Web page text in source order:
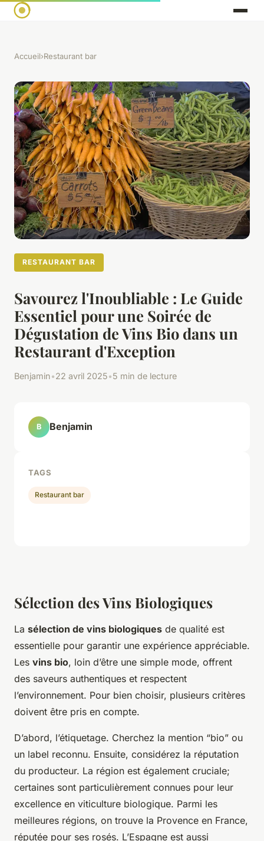
Accueil›Restaurant bar
RESTAURANT BAR
Savourez l'Inoubliable : Le Guide
Essentiel pour une Soirée de
Dégustation de Vins Bio dans un
Restaurant d'Exception
Benjamin•22 avril 2025•5 min de lecture
Sélection des Vins Biologiques
La sélection de vins biologiques de qualité est
essentielle pour garantir une expérience appréciable.
Les vins bio, loin d’être une simple mode, offrent
des saveurs authentiques et respectent
l’environnement. Pour bien choisir, plusieurs critères
doivent être pris en compte.
D’abord, l’étiquetage. Cherchez la mention “bio” ou
un label reconnu. Ensuite, considérez la réputation
du producteur. La région est également cruciale;
certaines sont particulièrement connues pour leur
excellence en viticulture biologique. Parmi les
meilleures régions, on trouve la Provence en France,
réputée pour ses rosés. L’Espagne est aussi
B Benjamin
TAGS
Restaurant bar